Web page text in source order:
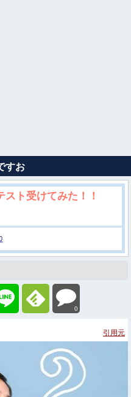
すお
スト受けてみた！！
0
引用元